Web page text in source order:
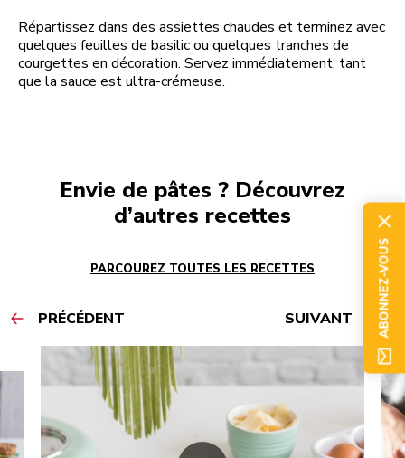
Répartissez dans des assiettes chaudes et terminez avec
quelques feuilles de basilic ou quelques tranches de
courgettes en décoration. Servez immédiatement, tant
que la sauce est ultra-crémeuse.
Envie de pâtes ? Découvrez
d’autres recettes
PARCOUREZ TOUTES LES RECETTES
PRÉCÉDENT SUIVANT ABONNEZ-VOUS